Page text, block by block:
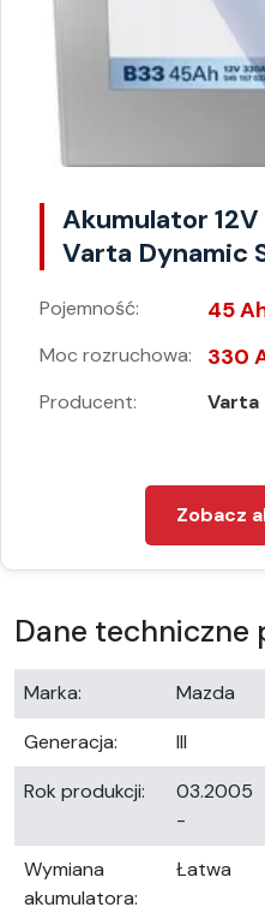
Akumulator
Varta Dynamic
Pojemność: 45
Moc rozruchowa: 330
Producent: Varta
Zobacz
Dane techniczne
Marka: Mazda
Generacja:
III
Rok produkcji:
03.2005
-
Wymiana
akumulatora:
Łatwa